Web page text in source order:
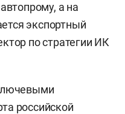
а на
экспортный
по стратегии ИК
российской